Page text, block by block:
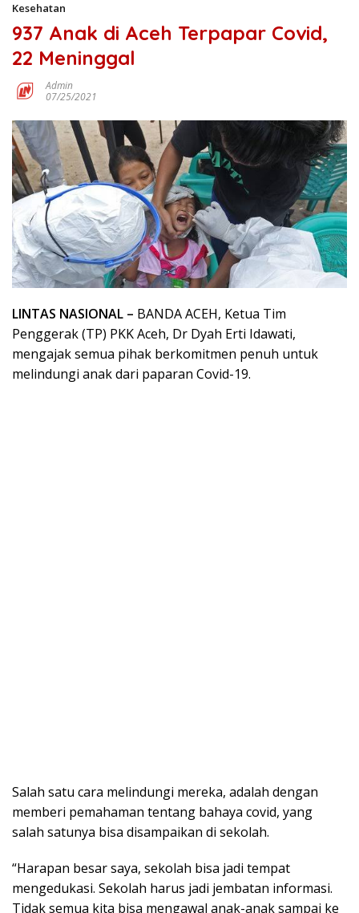
Kesehatan
937 Anak di Aceh Terpapar Covid,
22 Meninggal
Admin
07/25/2021
LINTAS NASIONAL – BANDA ACEH, Ketua Tim
Penggerak (TP) PKK Aceh, Dr Dyah Erti Idawati,
mengajak semua pihak berkomitmen penuh untuk
melindungi anak dari paparan Covid-19.
Salah satu cara melindungi mereka, adalah dengan
memberi pemahaman tentang bahaya covid, yang
salah satunya bisa disampaikan di sekolah.
“Harapan besar saya, sekolah bisa jadi tempat
mengedukasi. Sekolah harus jadi jembatan informasi.
Tidak semua kita bisa mengawal anak-anak sampai ke